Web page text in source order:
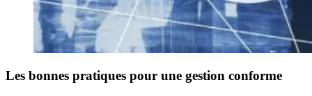
Les bonnes pratiques pour une gestion conforme